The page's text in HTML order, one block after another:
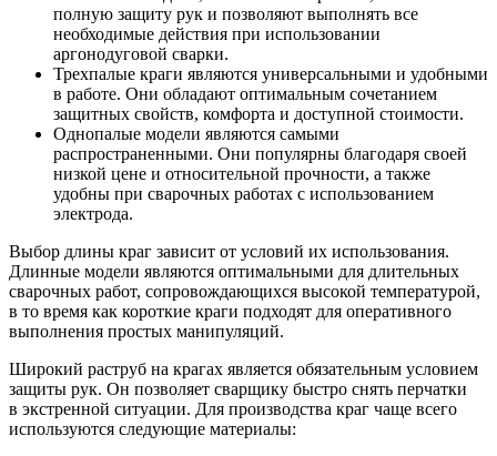
полную защиту рук и позволяют выполнять все
необходимые действия при использовании
аргонодуговой сварки.
Трехпалые краги являются универсальными и удобными
в работе. Они обладают оптимальным сочетанием
защитных свойств, комфорта и доступной стоимости.
Однопалые модели являются самыми
распространенными. Они популярны благодаря своей
низкой цене и относительной прочности, а также
удобны при сварочных работах с использованием
электрода.
Выбор длины краг зависит от условий их использования.
Длинные модели являются оптимальными для длительных
сварочных работ, сопровождающихся высокой температурой,
в то время как короткие краги подходят для оперативного
выполнения простых манипуляций.
Широкий раструб на крагах является обязательным условием
защиты рук. Он позволяет сварщику быстро снять перчатки
в экстренной ситуации. Для производства краг чаще всего
используются следующие материалы: